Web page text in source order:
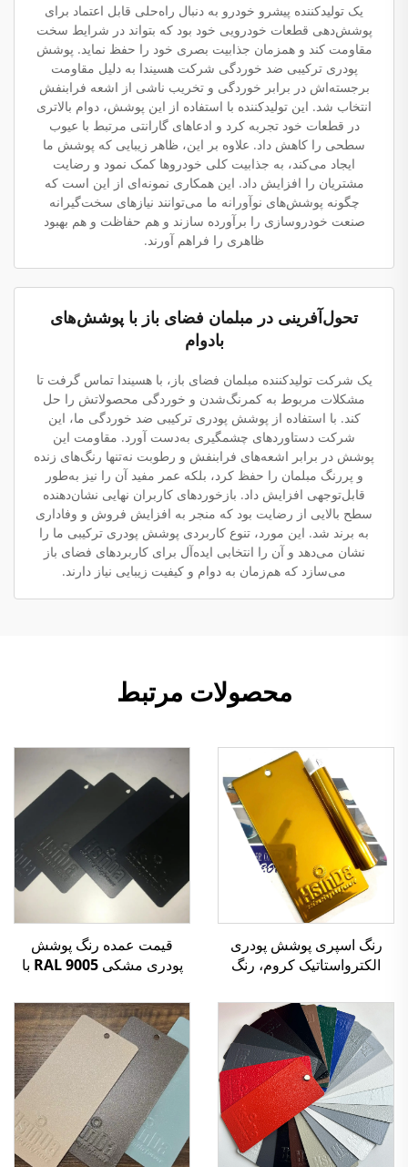
یک تولیدکننده پیشرو خودرو به دنبال راه‌حلی قابل اعتماد برای
پوشش‌دهی قطعات خودرویی خود بود که بتواند در شرایط سخت
مقاومت کند و همزمان جذابیت بصری خود را حفظ نماید. پوشش
پودری ترکیبی ضد خوردگی شرکت هسیندا به دلیل مقاومت
برجسته‌اش در برابر خوردگی و تخریب ناشی از اشعه فرابنفش
انتخاب شد. این تولیدکننده با استفاده از این پوشش، دوام بالاتری
در قطعات خود تجربه کرد و ادعاهای گارانتی مرتبط با عیوب
سطحی را کاهش داد. علاوه بر این، ظاهر زیبایی که پوشش ما
ایجاد می‌کند، به جذابیت کلی خودروها کمک نمود و رضایت
مشتریان را افزایش داد. این همکاری نمونه‌ای از این است که
چگونه پوشش‌های نوآورانه ما می‌توانند نیازهای سخت‌گیرانه
صنعت خودروسازی را برآورده سازند و هم حفاظت و هم بهبود
ظاهری را فراهم آورند.
تحول‌آفرینی در مبلمان فضای باز با پوشش‌های
بادوام
یک شرکت تولیدکننده مبلمان فضای باز، با هسیندا تماس گرفت تا
مشکلات مربوط به کمرنگ‌شدن و خوردگی محصولاتش را حل
کند. با استفاده از پوشش پودری ترکیبی ضد خوردگی ما، این
شرکت دستاوردهای چشمگیری به‌دست آورد. مقاومت این
پوشش در برابر اشعه‌های فرابنفش و رطوبت نه‌تنها رنگ‌های زنده
و پررنگ مبلمان را حفظ کرد، بلکه عمر مفید آن را نیز به‌طور
قابل‌توجهی افزایش داد. بازخوردهای کاربران نهایی نشان‌دهنده
سطح بالایی از رضایت بود که منجر به افزایش فروش و وفاداری
به برند شد. این مورد، تنوع کاربردی پوشش پودری ترکیبی ما را
نشان می‌دهد و آن را انتخابی ایده‌آل برای کاربردهای فضای باز
می‌سازد که هم‌زمان به دوام و کیفیت زیبایی نیاز دارند.
محصولات مرتبط
رنگ اسپری پوشش پودری
الکترواستاتیک کروم، رنگ
حرارت و مواد شیمیایی،
اکسید نشدنی، برای ساخت
فلزات
قیمت عمده رنگ پوشش
پودری مشکی RAL 9005 با
مقاوم